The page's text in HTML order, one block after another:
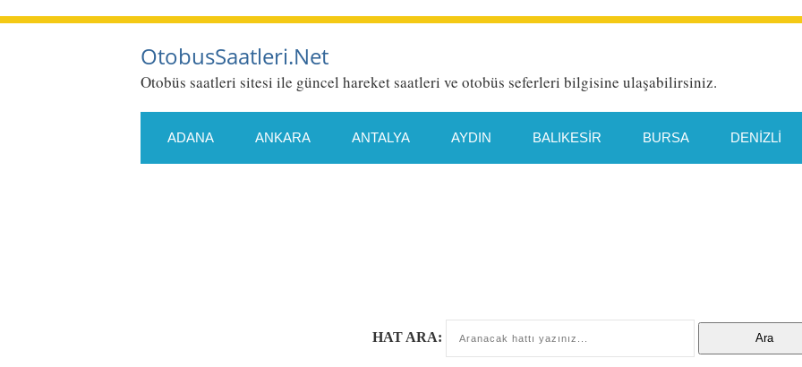
OtobusSaatleri.Net
Otobüs saatleri sitesi ile güncel hareket saatleri ve otobüs seferleri bilgisine ulaşabilirsiniz.
ADANA ANKARA ANTALYA AYDIN BALIKESIR BURSA DENIZLI
HAT ARA: